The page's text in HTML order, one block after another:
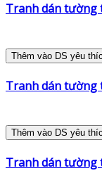
Tranh dán tường
Thêm vào DS yêu
Tranh dán tường
Thêm vào DS yêu
Tranh dán tường